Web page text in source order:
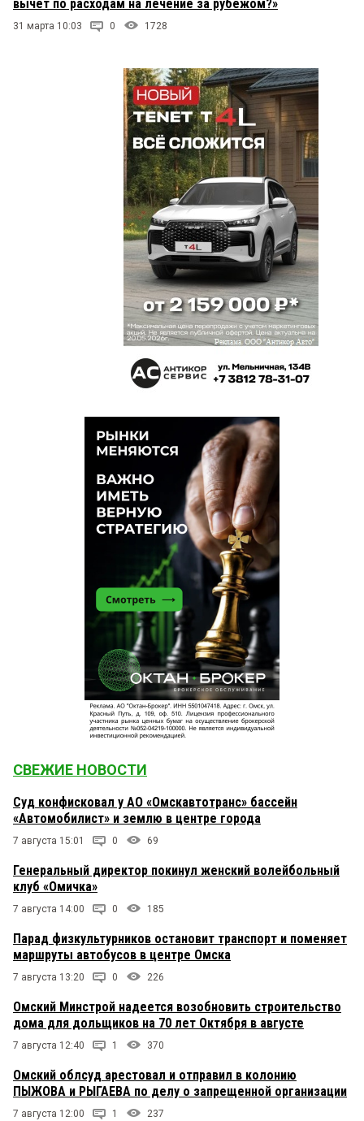
вычет по расходам на лечение за рубежом?»
31 марта 10:03 0 1728
СВЕЖИЕ НОВОСТИ
Суд конфисковал у АО «Омскавтотранс» бассейн
«Автомобилист» и землю в центре города
7 августа 15:01 0 69
Генеральный директор покинул женский волейбольный
клуб «Омичка»
7 августа 14:00 0 185
Парад физкультурников остановит транспорт и поменяет
маршруты автобусов в центре Омска
7 августа 13:20 0 226
Омский Минстрой надеется возобновить строительство
дома для дольщиков на 70 лет Октября в августе
7 августа 12:40 1 370
Омский облсуд арестовал и отправил в колонию
ПЫЖОВА и РЫГАЕВА по делу о запрещенной организации
7 августа 12:00 1 237